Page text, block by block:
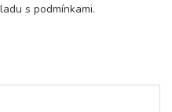
s podmínkami.